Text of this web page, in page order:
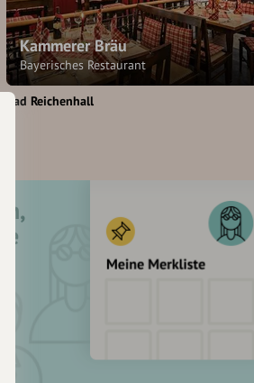
Kammerer Bräu
Bayerisches Restaurant
Bad Reichenhall